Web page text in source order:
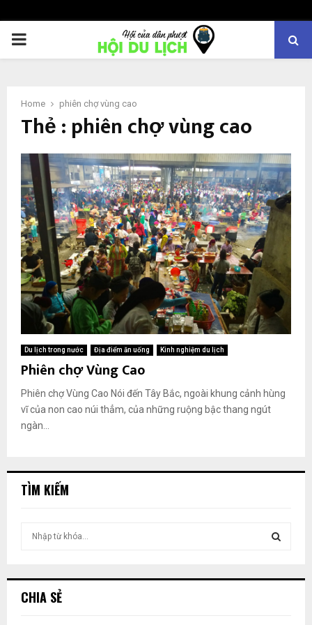
PRIMARY
Home phiên chợ vùng cao
Thẻ : phiên chợ vùng cao
Du lịch trong nước Địa điểm ăn uống Kinh nghiệm du lịch
Phiên chợ Vùng Cao
Phiên chợ Vùng Cao Nói đến Tây Bắc, ngoài khung cảnh hùng
vĩ của non cao núi thẳm, của những ruộng bậc thang ngút
ngàn...
TÌM KIẾM
ế
CHIA SẺ